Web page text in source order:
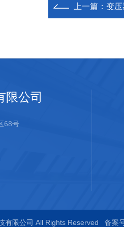
上一篇： 变
限公司
68号
有限公司 All Rights Reserved 备案